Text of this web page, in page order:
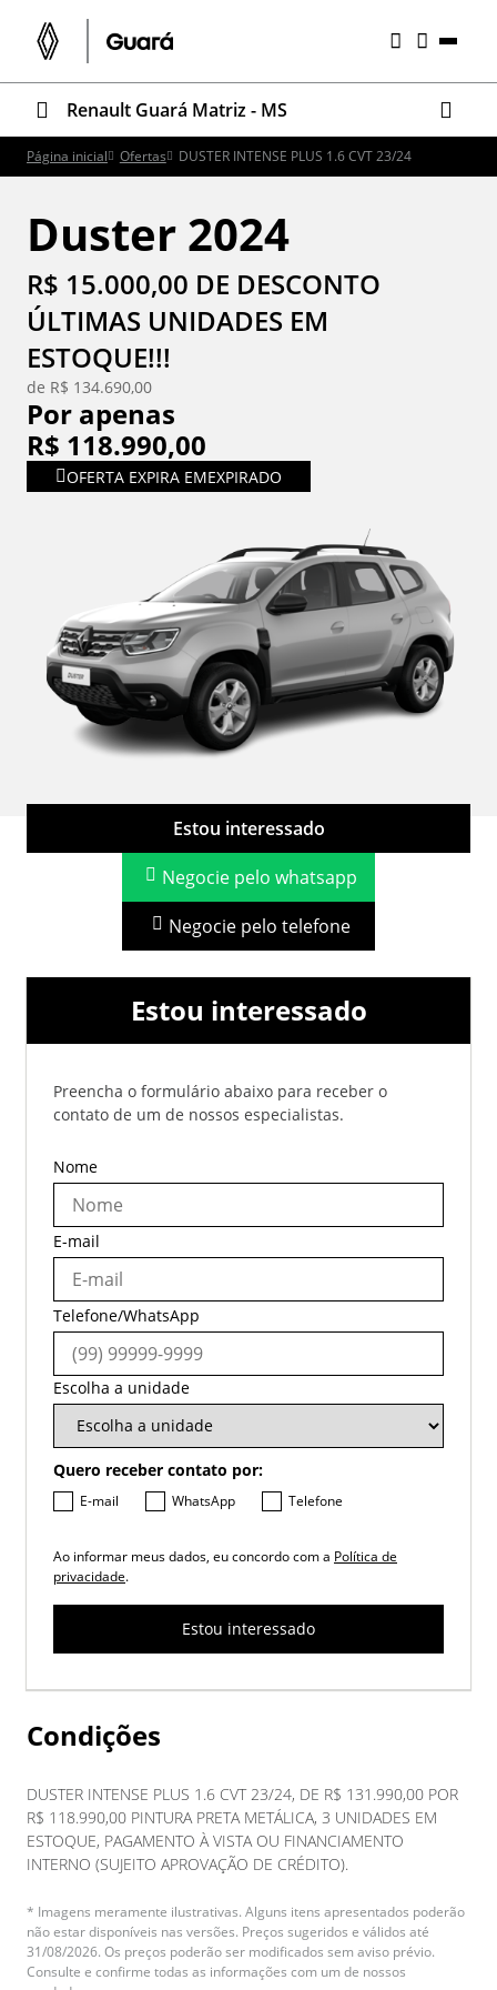
Renault Guará Matriz - MS
Página inicial Ofertas DUSTER INTENSE PLUS 1.6 CVT 23/24
Duster 2024
R$ 15.000,00 DE DESCONTO
ÚLTIMAS UNIDADES EM
ESTOQUE!!!
de R$ 134.690,00
Por apenas
R$ 118.990,00
OFERTA EXPIRA EMEXPIRADO
Estou interessado
Negocie pelo whatsapp
Negocie pelo telefone
Estou interessado
Preencha o formulário abaixo para receber o
contato de um de nossos especialistas.
Nome
E-mail
Telefone/WhatsApp
Escolha a unidade
Quero receber contato por:
E-mail WhatsApp Telefone
Ao informar meus dados, eu concordo com a Política de
privacidade.
Estou interessado
Condições
DUSTER INTENSE PLUS 1.6 CVT 23/24, DE R$ 131.990,00 POR
R$ 118.990,00 PINTURA PRETA METÁLICA, 3 UNIDADES EM
ESTOQUE, PAGAMENTO À VISTA OU FINANCIAMENTO
INTERNO (SUJEITO APROVAÇÃO DE CRÉDITO).
* Imagens meramente ilustrativas. Alguns itens apresentados poderão
não estar disponíveis nas versões. Preços sugeridos e válidos até
31/08/2026. Os preços poderão ser modificados sem aviso prévio.
Consulte e confirme todas as informações com um de nossos